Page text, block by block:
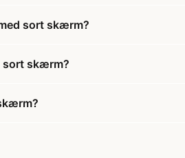
sort skærm?
sort skærm?